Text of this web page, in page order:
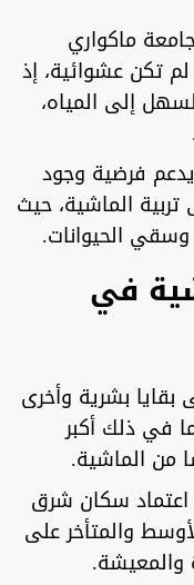
ماكواري
تكن عشوائية، إذ
إلى المياه،
فرضية وجود
الماشية، حيث
الحيوانات.
في
بقايا بشرية وأخرى
في ذلك أكبر
اعتماد سكان شرق
والمتأخر على
والمعيشة.